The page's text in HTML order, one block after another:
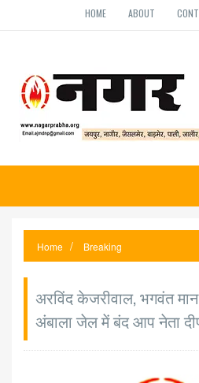
HOME ABOUT
Home Breaking
अरविंद केजरीवाल, भगवंत
अंबाला जेल में बंद आप नेता